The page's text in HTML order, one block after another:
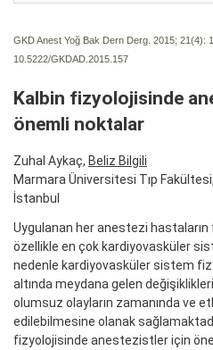
GKD Anest Yoğ Bak Dern Derg. 2015; 21(4):
10.5222/GKDAD.2015.157
Kalbin fizyolojisinde
önemli noktalar
Zuhal Aykaç, Beliz Bilgili
Marmara Üniversitesi Tıp
İstanbul
Uygulanan her anestezi
özellikle en çok kardiyovasküler
nedenle kardiyovasküler sistem
altında meydana gelen
olumsuz olayların zamanında ve
edilebilmesine olanak
fizyolojisinde anestezistler için